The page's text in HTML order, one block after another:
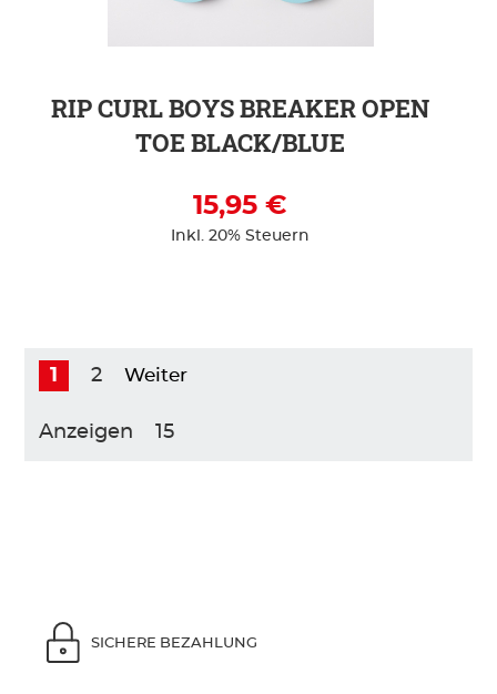
RIP CURL BOYS BREAKER OPEN
TOE BLACK/BLUE
15,95 €
Inkl. 20% Steuern
1 2 Weiter
Anzeigen
SICHERE BEZAHLUNG